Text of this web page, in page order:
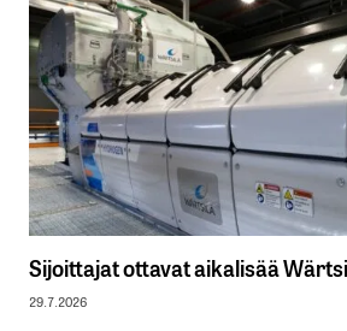
Sijoittajat ottavat aikalisää
29.7.2026